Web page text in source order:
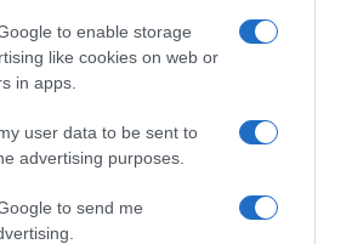
to enable storage
like cookies on web or
in apps.
user data to be sent to
advertising purposes.
to send me